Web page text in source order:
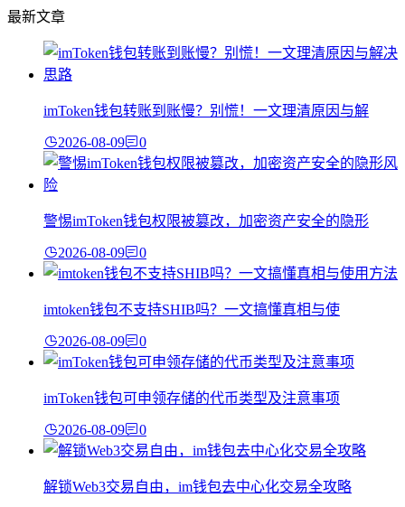
最新文章
imToken钱包转账到账慢？别慌！一文理清原因与解
2026-08-09 0
警惕imToken钱包权限被篡改，加密资产安全的隐形
2026-08-09 0
imtoken钱包不支持SHIB吗？一文搞懂真相与使
2026-08-09 0
imToken钱包可申领存储的代币类型及注意事项
2026-08-09 0
解锁Web3交易自由，im钱包去中心化交易全攻略